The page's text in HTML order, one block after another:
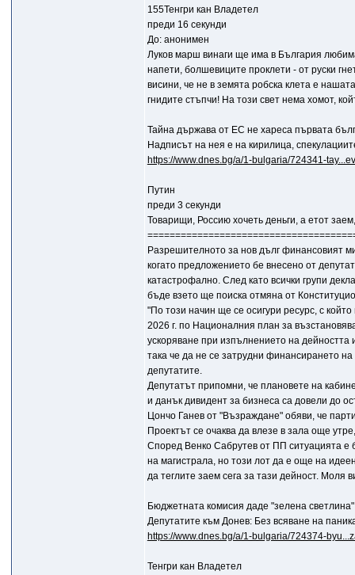
155Тенгри кан Владетел
преди 16 секунди
До: анонимен
Луков марш винаги ще има в България
напети, болшевиците проклети - от руски
висини, че не в земята робска клета е
гнидите стъпчи! На този свет нема хомот,
Тайна държава от ЕС не хареса първата
Надписът на нея е на кирилица,
https://www.dnes.bg/a/1-bulgaria/724341-
Путин
преди 3 секунди
Товарищи, Россию хочеть деньги, а етот
Разрешителното за нов дълг финансовият
когато предложението бе внесено от
катастрофално. След като всички групи
бъде взето ще поиска отмяна от
"По този начин ще се осигури ресурс, с
2026 г. по Националния план за
ускоряване при изпълнението на дейността
така че да не се затрудни финансирането
депутатите.
Депутатът припомни, че плановете на
и данък дивидент за бизнеса са довели до
Цончо Ганев от "Възраждане" обяви, че
Проектът се очаква да влезе в зала още
Според Венко Сабрутев от ПП ситуацията
на магистрала, но този лот да е още на
да теглите заем сега за тази дейност.
Бюджетната комисия даде "зелена
Депутатите към Донев: Без всяване на
https://www.dnes.bg/a/1-bulgaria/724374-
Тенгри кан Владетел